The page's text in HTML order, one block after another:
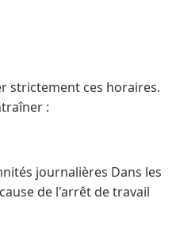
strictement ces horaires.
:
journalières Dans les
de l'arrêt de travail